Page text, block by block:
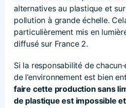
alternatives au plastique et
pollution à grande échelle.
particulièrement mis en
diffusé sur France 2.
Si la responsabilité de chacun·
de l’environnement est bien
faire cette production sans
de plastique est impossible